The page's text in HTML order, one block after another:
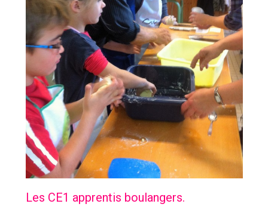
Les CE1 apprentis boulangers.